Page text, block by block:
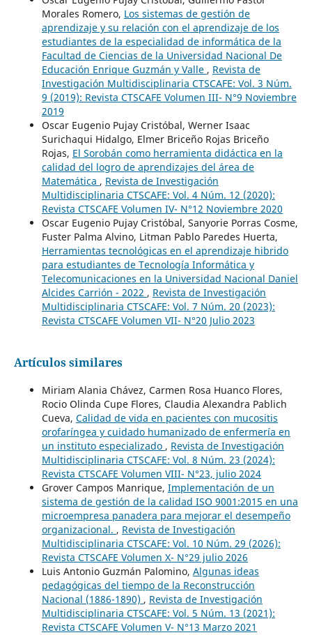
Morales Romero, Los sistemas de gestión de
aprendizaje y su relación con el aprendizaje de los
estudiantes de la especialidad de informática de la
Facultad de Ciencias de la Universidad Nacional De
Educación Enrique Guzmán y Valle , Revista de
Investigación Multidisciplinaria CTSCAFE: Vol. 3 Núm.
9 (2019): Revista CTSCAFE Volumen III- N°9 Noviembre
2019
Oscar Eugenio Pujay Cristóbal, Werner Isaac
Surichaqui Hidalgo, Elmer Briceño Rojas Briceño
Rojas, El Sorobán como herramienta didáctica en la
calidad del logro de aprendizajes del área de
Matemática , Revista de Investigación
Multidisciplinaria CTSCAFE: Vol. 4 Núm. 12 (2020):
Revista CTSCAFE Volumen IV- N°12 Noviembre 2020
Oscar Eugenio Pujay Cristóbal, Sanyorie Porras Cosme,
Fuster Palma Alvino, Litman Pablo Paredes Huerta,
Herramientas tecnológicas en el aprendizaje hibrido
para estudiantes de Tecnología Informática y
Telecomunicaciones en la Universidad Nacional Daniel
Alcides Carrión - 2022 , Revista de Investigación
Multidisciplinaria CTSCAFE: Vol. 7 Núm. 20 (2023):
Revista CTSCAFE Volumen VII- N°20 Julio 2023
Artículos similares
Miriam Alania Chávez, Carmen Rosa Huanco Flores,
Rocio Olinda Cupe Flores, Claudia Alexandra Pablich
Cueva, Calidad de vida en pacientes con mucositis
orofaríngea y cuidado humanizado de enfermería en
un instituto especializado , Revista de Investigación
Multidisciplinaria CTSCAFE: Vol. 8 Núm. 23 (2024):
Revista CTSCAFE Volumen VIII- N°23, julio 2024
Grover Campos Manrique, Implementación de un
sistema de gestión de la calidad ISO 9001:2015 en una
microempresa panadera para mejorar el desempeño
organizacional. , Revista de Investigación
Multidisciplinaria CTSCAFE: Vol. 10 Núm. 29 (2026):
Revista CTSCAFE Volumen X- N°29 julio 2026
Luis Antonio Guzmán Palomino, Algunas ideas
pedagógicas del tiempo de la Reconstrucción
Nacional (1886-1890) , Revista de Investigación
Multidisciplinaria CTSCAFE: Vol. 5 Núm. 13 (2021):
Revista CTSCAFE Volumen V- N°13 Marzo 2021